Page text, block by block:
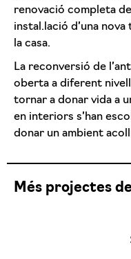
renovació completa
instal.lació d’una
la casa.
La reconversió de
oberta a diferent
tornar a donar vida a
en interiors s’han
donar un ambient
Més projectes